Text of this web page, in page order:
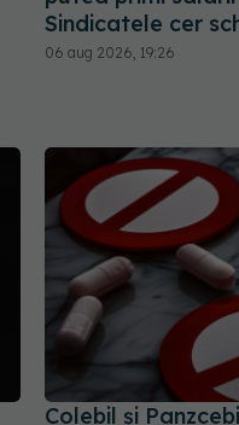
Sindicatele cer
06 aug 2026, 19:26
Colebil și